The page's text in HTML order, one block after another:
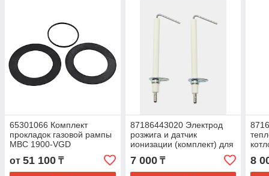
65301066 Комплект
прокладок газовой рампы
MBC 1900-VGD
от 51 100 ₸
87186443020 Электрод
розжига и датчик
ионизации (комплект) для
котлов Buderus U072 /
Bosch GAZ6000
7 000₸ 8